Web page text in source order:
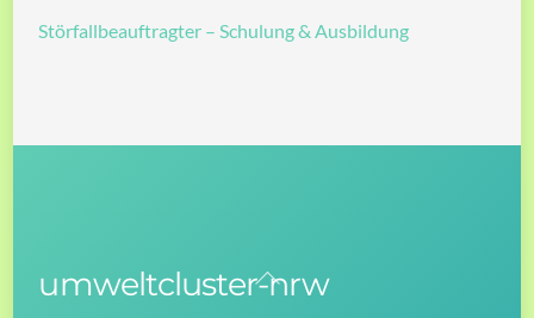
Störfallbeauftragter – Schulung & Ausbildung
Back
umweltcluster-nrw